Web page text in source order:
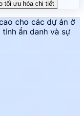
tối ưu hóa chi tiết
cho các dự án ở
ẩn danh và sự